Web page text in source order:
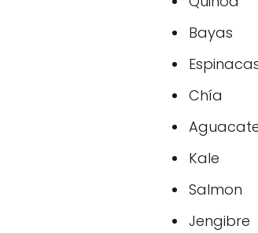
Bayas
Chía
Kale
Salmon
Jengibre